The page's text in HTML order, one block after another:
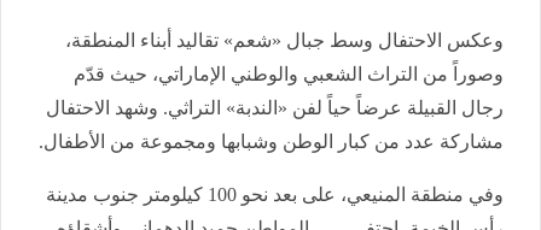
وعكس الاحتفال وسط جبال «شعم» تقاليد أبناء المنطقة،
وصوراً من التراث الشعبي والوطني الإماراتي، حيث قدّم
رجال القبيلة عرضاً حياً لفن «الندبة» التراثي. وشهد الاحتفال
مشاركة عدد من كبار الوطن وشبابها ومجموعة من الأطفال.
وفي منطقة المنيعي، على بعد نحو 100 كيلومتر جنوب مدينة